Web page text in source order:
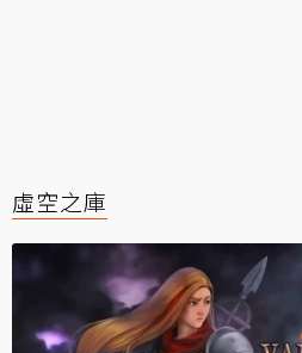
虛空之庫